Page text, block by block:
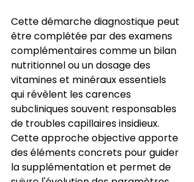
Cette démarche diagnostique peut
être complétée par des examens
complémentaires comme un bilan
nutritionnel ou un dosage des
vitamines et minéraux essentiels
qui révèlent les carences
subcliniques souvent responsables
de troubles capillaires insidieux.
Cette approche objective apporte
des éléments concrets pour guider
la supplémentation et permet de